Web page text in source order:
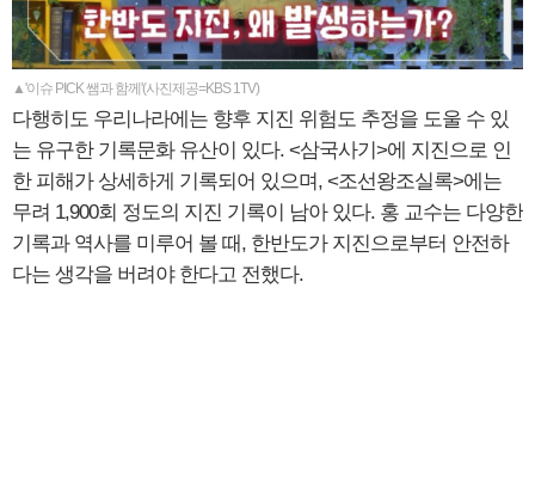
▲'이슈 PICK 쌤과 함께'(사진제공=KBS 1TV)
다행히도 우리나라에는 향후 지진 위험도 추정을 도울 수 있
는 유구한 기록문화 유산이 있다. <삼국사기>에 지진으로 인
한 피해가 상세하게 기록되어 있으며, <조선왕조실록>에는
무려 1,900회 정도의 지진 기록이 남아 있다. 홍 교수는 다양한
기록과 역사를 미루어 볼 때, 한반도가 지진으로부터 안전하
다는 생각을 버려야 한다고 전했다.